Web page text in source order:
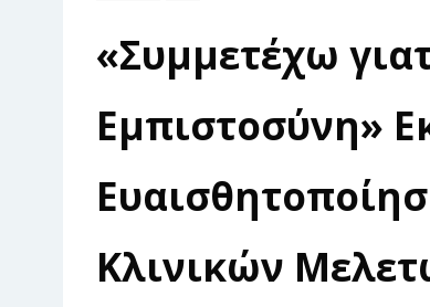
«Συμμετέχω
Εμπιστοσύνη»
Κλινικών